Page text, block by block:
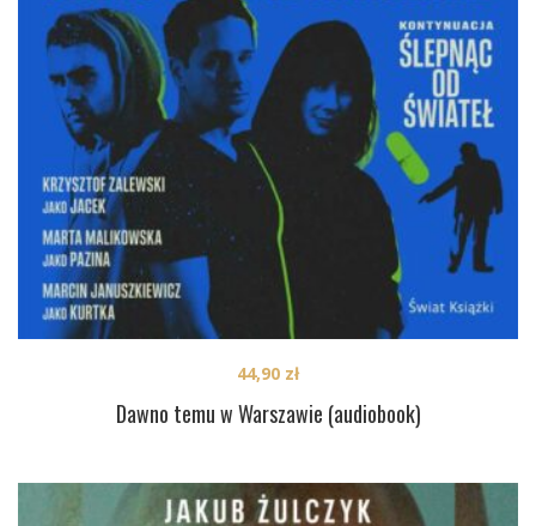
Dawno temu w Warszawie (audiobook)
44,90 zł